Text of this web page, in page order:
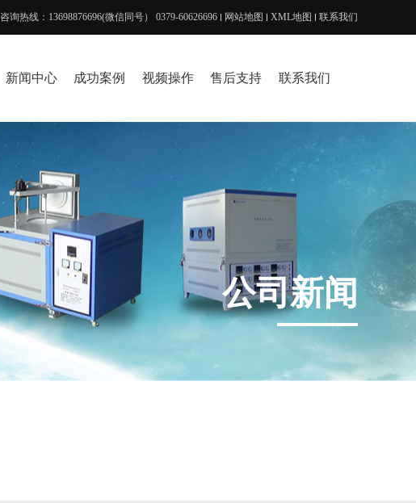
咨询热线：13698876696(微信同号） 0379-60626696 网站地图 XML地图 联系我们
新闻中心 成功案例 视频操作 售后支持 联系我们
公司新闻